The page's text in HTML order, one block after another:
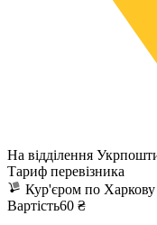
На відділення
Тариф перевізника
Кур'єром по Харкову
Вартість60 ₴